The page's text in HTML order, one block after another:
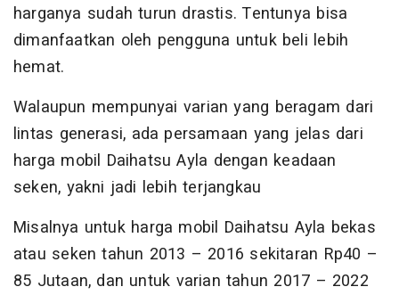
harganya sudah turun drastis. Tentunya bisa
dimanfaatkan oleh pengguna untuk beli lebih
hemat.
Walaupun mempunyai varian yang beragam dari
lintas generasi, ada persamaan yang jelas dari
harga mobil Daihatsu Ayla dengan keadaan
seken, yakni jadi lebih terjangkau
Misalnya untuk harga mobil Daihatsu Ayla bekas
atau seken tahun 2013 – 2016 sekitaran Rp40 –
85 Jutaan, dan untuk varian tahun 2017 – 2022